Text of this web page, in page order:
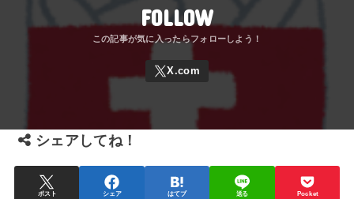
FOLLOW
シェアしてね！
ポスト シェア はてブ 送る Pocket